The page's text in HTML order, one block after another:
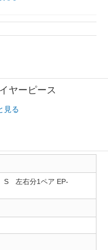
ヤーピース
見る
S 左右分1ペア EP-